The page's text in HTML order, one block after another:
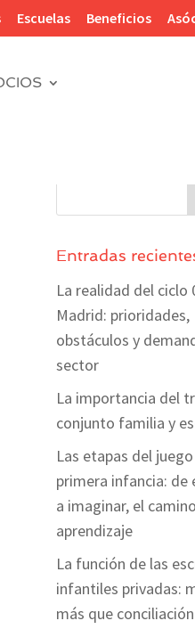
Escuelas Beneficios
Entradas
La realidad del ciclo
Madrid: prioridades,
obstáculos y
sector
La importancia del
conjunto familia y
Las etapas del
primera infancia: de
a imaginar, el
aprendizaje
La función de las
infantiles privadas:
más que conciliación